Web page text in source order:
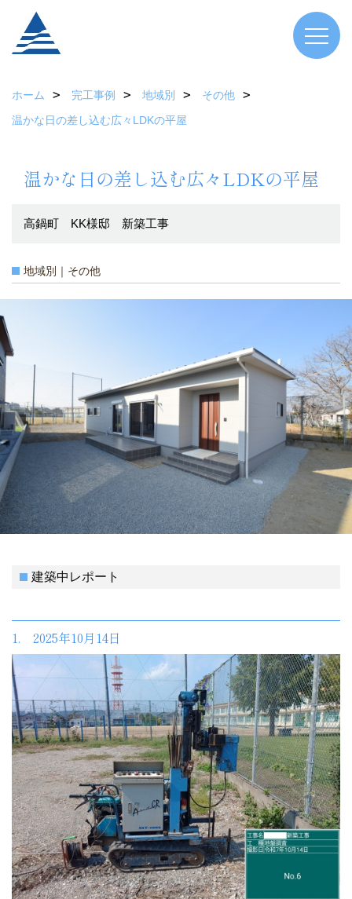
ホーム 完工事例 地域別
その他
温かな日の差し込む広々LDKの平屋
温かな日の差し込む広々LDKの平屋
高鍋町 KK様邸 新築工事
地域別｜その他
建築中レポート
1. 2025年10月14日